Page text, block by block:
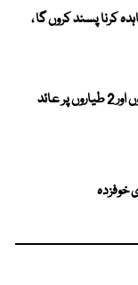
کرنا پسند کروں گا ،
امریکا نے ایران سے منسلک 3 کمپنیوں اور 2 طیاروں پر عائد
خوفزدہ